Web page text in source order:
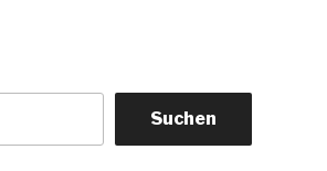
Suchen